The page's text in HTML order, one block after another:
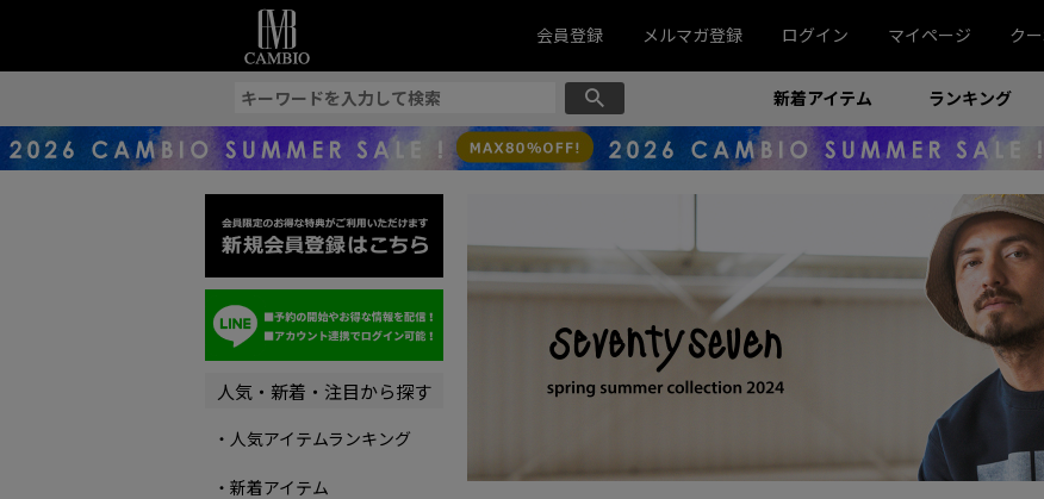
会員登録 メルマガ登録 ログイン マイページ ク
新着アイテム ランキング
人気・新着・注目から探す
・人気アイテムランキング
・新着アイテム